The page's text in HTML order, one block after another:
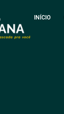
INÍCIO